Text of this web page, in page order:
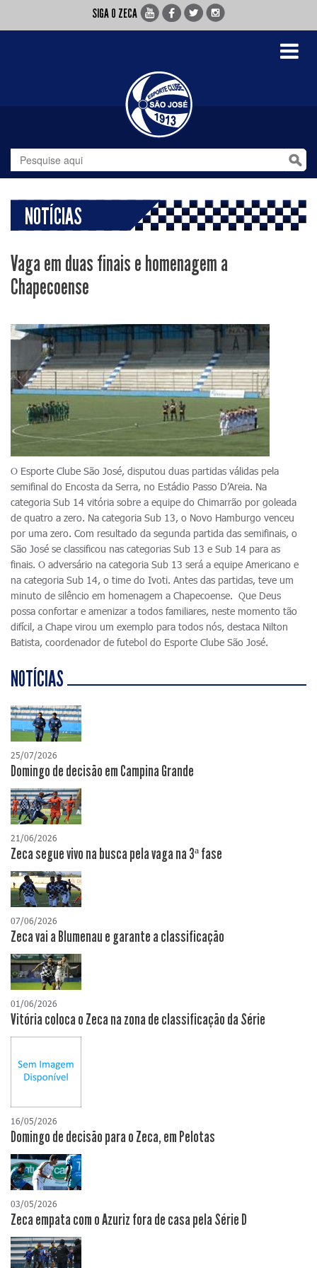
SIGA O ZECA
Toggle
NOTÍCIAS
Vaga em duas finais e homenagem a
Chapecoense
O Esporte Clube São José, disputou duas partidas válidas pela
semifinal do Encosta da Serra, no Estádio Passo D’Areia. Na
categoria Sub 14 vitória sobre a equipe do Chimarrão por goleada
de quatro a zero. Na categoria Sub 13, o Novo Hamburgo venceu
por uma zero. Com resultado da segunda partida das semifinais, o
São José se classificou nas categorias Sub 13 e Sub 14 para as
finais. O adversário na categoria Sub 13 será a equipe Americano e
na categoria Sub 14, o time do Ivoti. Antes das partidas, teve um
minuto de silêncio em homenagem a Chapecoense. Que Deus
possa confortar e amenizar a todos familiares, neste momento tão
difícil, a Chape virou um exemplo para todos nós, destaca Nilton
Batista, coordenador de futebol do Esporte Clube São José.
NOTÍCIAS
25/07/2026
Domingo de decisão em Campina Grande
21/06/2026
Zeca segue vivo na busca pela vaga na 3ª fase
07/06/2026
Zeca vai a Blumenau e garante a classificação
01/06/2026
Vitória coloca o Zeca na zona de classificação da Série
16/05/2026
Domingo de decisão para o Zeca, em Pelotas
03/05/2026
Zeca empata com o Azuriz fora de casa pela Série D